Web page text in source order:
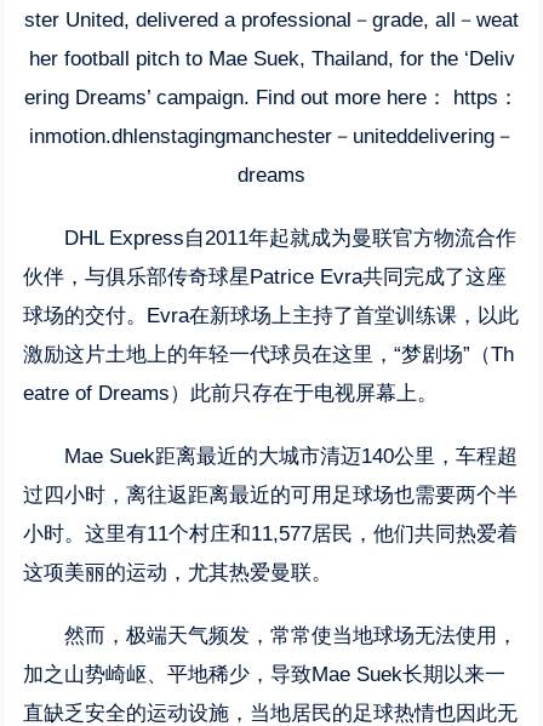
ster United, delivered a professional－grade, all－weat
her football pitch to Mae Suek, Thailand, for the ‘Deliv
ering Dreams’ campaign. Find out more here： https：
inmotion.dhlenstagingmanchester－uniteddelivering－
dreams
DHL Express自2011年起就成为曼联官方物流合作
伙伴，与俱乐部传奇球星Patrice Evra共同完成了这座
球场的交付。Evra在新球场上主持了首堂训练课，以此
激励这片土地上的年轻一代球员在这里，“梦剧场”（Th
eatre of Dreams）此前只存在于电视屏幕上。
Mae Suek距离最近的大城市清迈140公里，车程超
过四小时，离往返距离最近的可用足球场也需要两个半
小时。这里有11个村庄和11,577居民，他们共同热爱着
这项美丽的运动，尤其热爱曼联。
然而，极端天气频发，常常使当地球场无法使用，
加之山势崎岖、平地稀少，导致Mae Suek长期以来一
直缺乏安全的运动设施，当地居民的足球热情也因此无